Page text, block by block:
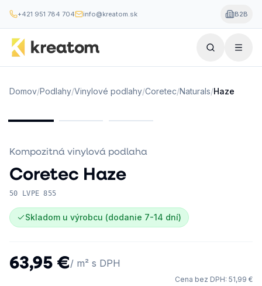
+421 951 784 704 info@kreatom.sk B2B
Domov/Podlahy/Vinylové podlahy/Coretec/Naturals/Haze
Kompozitná vinylová podlaha
Coretec Haze
50 LVPE 855
Skladom u výrobcu (dodanie 7-14 dní)
63,95 €/ m² s DPH
Cena bez DPH: 51,99 €